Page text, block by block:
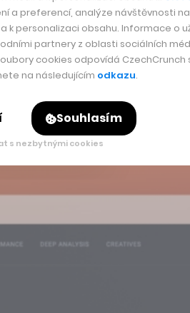
a rakouském reklamním
však zatím firma odmítla
kdy podle vyjádření firmy
tržby už v řádu vyšších
a preferencí, analýze návštěvnosti
k personalizaci obsahu. Informace o
partnery z oblasti sociálních
cookies odpovídá CzechCrunch
na následujícím odkazu.
Souhlasím
s nezbytnými cookies